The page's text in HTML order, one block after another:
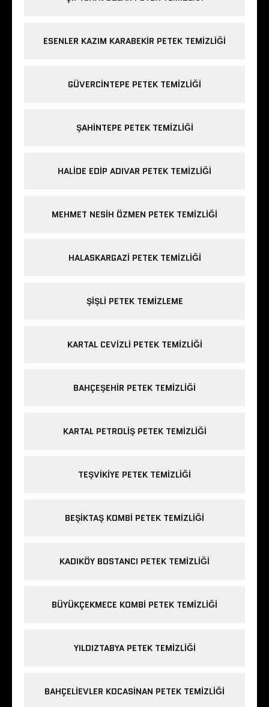
ESENLER KAZIM KARABEKIR PETEK TEMIZLIĞI
GÜVERCINTEPE PETEK TEMIZLIĞI
ŞAHINTEPE PETEK TEMIZLIĞI
HALIDE EDIP ADIVAR PETEK TEMIZLIĞI
MEHMET NESIH ÖZMEN PETEK TEMIZLIĞI
HALASKARGAZI PETEK TEMIZLIĞI
ŞIŞLI PETEK TEMIZLEME
KARTAL CEVIZLI PETEK TEMIZLIĞI
BAHÇEŞEHIR PETEK TEMIZLIĞI
KARTAL PETROLIŞ PETEK TEMIZLIĞI
TEŞVIKIYE PETEK TEMIZLIĞI
BEŞIKTAŞ KOMBI PETEK TEMIZLIĞI
KADIKÖY BOSTANCI PETEK TEMIZLIĞI
BÜYÜKÇEKMECE KOMBI PETEK TEMIZLIĞI
YILDIZTABYA PETEK TEMIZLIĞI
BAHÇELIEVLER KOCASINAN PETEK TEMIZLIĞI